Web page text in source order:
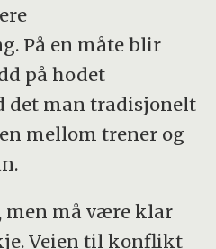
På en måte blir
på hodet
det man tradisjonelt
mellom trener og
men må være klar
Veien til konflikt